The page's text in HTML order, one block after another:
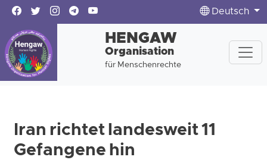
Deutsch
HENGAW
Organisation
für Menschenrechte
Iran richtet landesweit 11
Gefangene hin